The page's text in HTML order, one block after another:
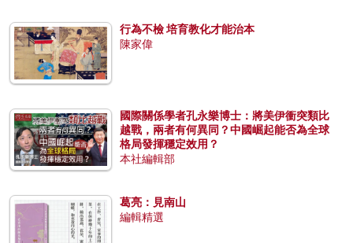
行為不檢 培育教化才能治本
陳家偉
國際關係學者孔永樂博士：將美伊衝突類比
越戰，兩者有何異同？中國崛起能否為全球
格局發揮穩定效用？
本社編輯部
葛亮：見南山
編輯精選